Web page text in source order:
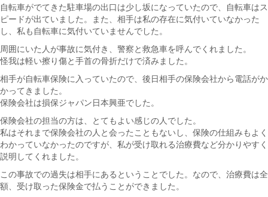
自転車がでてきた駐車場の出口は少し坂になっていたので、自転車はス
ピードが出ていました。また、相手は私の存在に気付いていなかった
し、私も自転車に気付いていませんでした。
周囲にいた人が事故に気付き、警察と救急車を呼んでくれました。
怪我は軽い擦り傷と手首の骨折だけで済みました。
相手が自転車保険に入っていたので、後日相手の保険会社から電話がか
かってきました。
保険会社は損保ジャパン日本興亜でした。
保険会社の担当の方は、とてもよい感じの人でした。
私はそれまで保険会社の人と会ったこともないし、保険の仕組みもよく
わかっていなかったのですが、私が受け取れる治療費など分かりやすく
説明してくれました。
この事故での過失は相手にあるということでした。なので、治療費は全
額、受け取った保険金で払うことができました。